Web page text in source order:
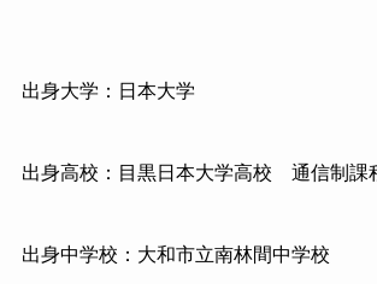
出身大学：日本大学
出身高校：目黒日本大学高校 通信制課
出身中学校：大和市立南林間中学校